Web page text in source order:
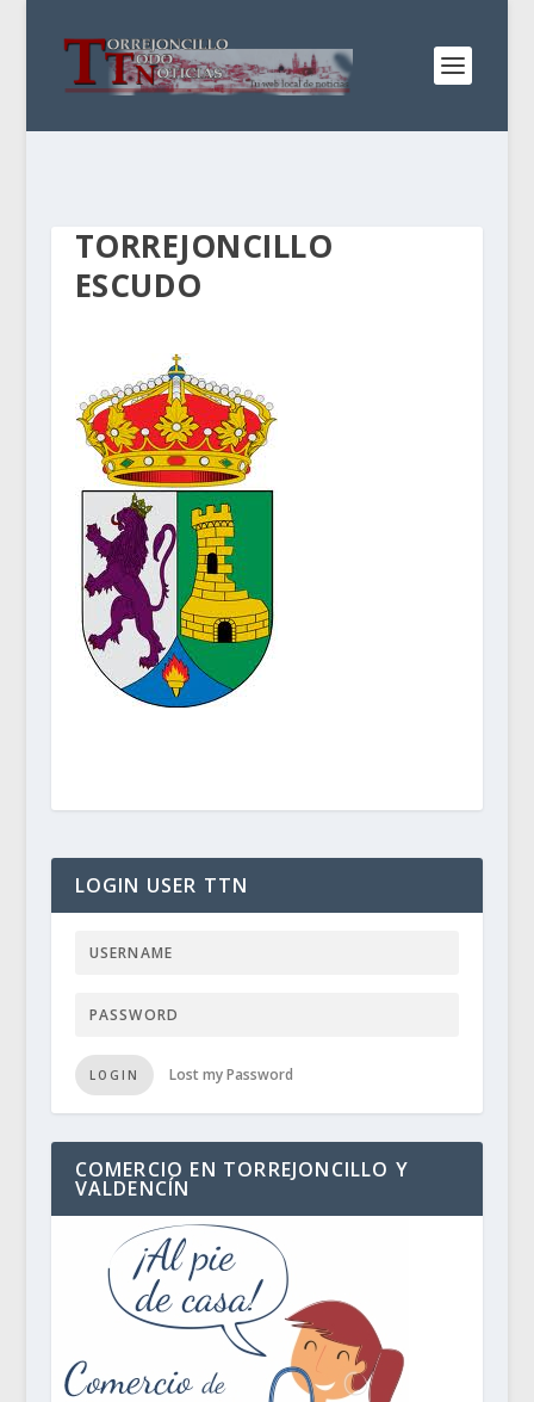
TORREJONCILLO
ESCUDO
LOGIN USER TTN
LOGIN Lost my Password
COMERCIO EN TORREJONCILLO Y
VALDENCÍN